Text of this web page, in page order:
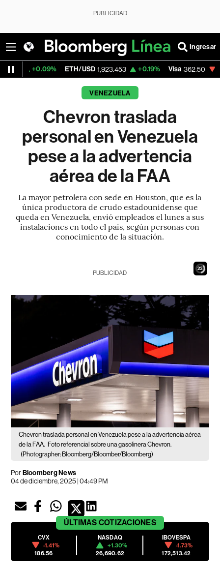
PUBLICIDAD
Ingresar
ETH/USD 1,923.453 +0.19% Visa 362.50 -2.15%
VENEZUELA
Chevron traslada
personal en Venezuela
pese a la advertencia
aérea de la FAA
La mayor petrolera con sede en Houston, que es la
única productora de crudo estadounidense que
queda en Venezuela, envió empleados el lunes a sus
instalaciones en todo el país, según personas con
conocimiento de la situación.
22
PUBLICIDAD
Chevron traslada personal en Venezuela pese a la advertencia aérea
de la FAA. Foto referencial sobre una gasolinera Chevron.
(Photographer: Bloomberg/Bloomber/Bloomberg)
PorBloomberg News
04 de diciembre, 2025 | 04:49 PM
ÚLTIMAS COTIZACIONES
CVX
-1.41%
186.56
NASDAQ
+1.30%
26,690.62
IBOVESPA
-1.73%
172,513.42